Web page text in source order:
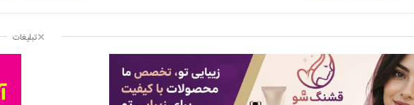
تبلیغات